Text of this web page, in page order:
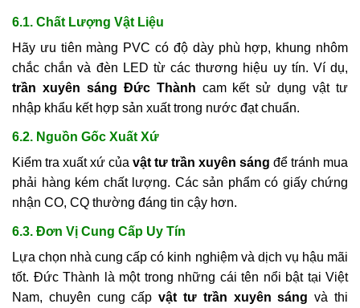
6.1. Chất Lượng Vật Liệu
Hãy ưu tiên màng PVC có độ dày phù hợp, khung nhôm
chắc chắn và đèn LED từ các thương hiệu uy tín. Ví dụ,
trần xuyên sáng Đức Thành cam kết sử dụng vật tư
nhập khẩu kết hợp sản xuất trong nước đạt chuẩn.
6.2. Nguồn Gốc Xuất Xứ
Kiểm tra xuất xứ của vật tư trần xuyên sáng để tránh mua
phải hàng kém chất lượng. Các sản phẩm có giấy chứng
nhận CO, CQ thường đáng tin cậy hơn.
6.3. Đơn Vị Cung Cấp Uy Tín
Lựa chọn nhà cung cấp có kinh nghiệm và dịch vụ hậu mãi
tốt. Đức Thành là một trong những cái tên nổi bật tại Việt
Nam, chuyên cung cấpvật tư trần xuyên sáng và thi